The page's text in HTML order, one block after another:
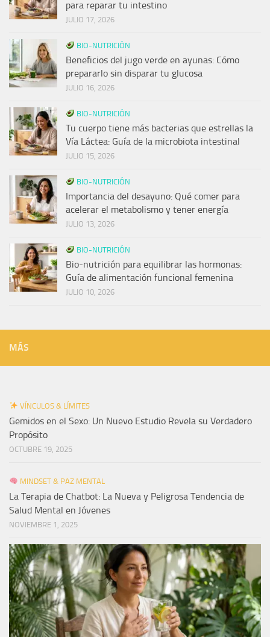
para reparar tu intestino
JULIO 17, 2026
BIO-NUTRICIÓN
Beneficios del jugo verde en ayunas: Cómo
prepararlo sin disparar tu glucosa
JULIO 16, 2026
BIO-NUTRICIÓN
Tu cuerpo tiene más bacterias que estrellas la
Vía Láctea: Guía de la microbiota intestinal
JULIO 15, 2026
BIO-NUTRICIÓN
Importancia del desayuno: Qué comer para
acelerar el metabolismo y tener energía
JULIO 13, 2026
BIO-NUTRICIÓN
Bio-nutrición para equilibrar las hormonas:
Guía de alimentación funcional femenina
JULIO 10, 2026
MÁS
VÍNCULOS & LÍMITES
Gemidos en el Sexo: Un Nuevo Estudio Revela su Verdadero
Propósito
OCTUBRE 19, 2025
MINDSET & PAZ MENTAL
La Terapia de Chatbot: La Nueva y Peligrosa Tendencia de
Salud Mental en Jóvenes
NOVIEMBRE 1, 2025